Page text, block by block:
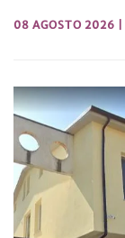
08 AGOSTO 2026